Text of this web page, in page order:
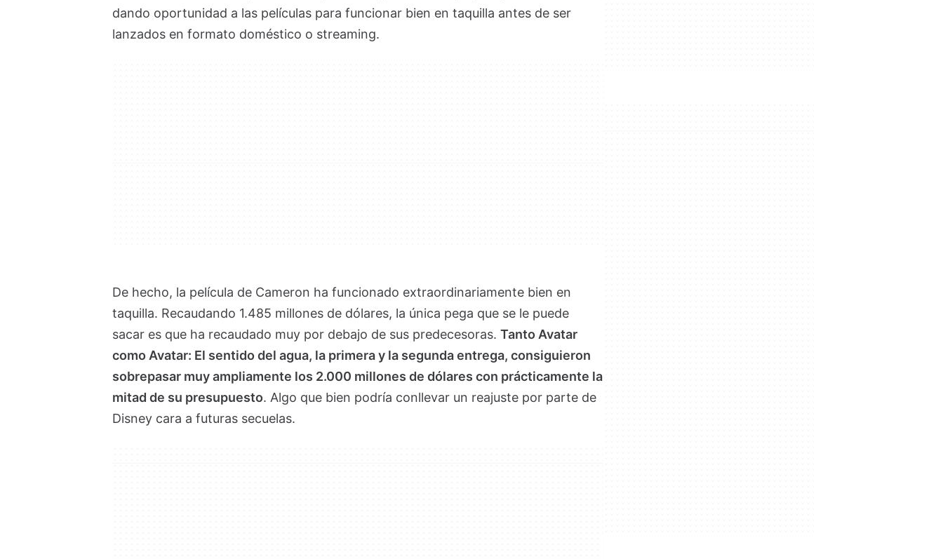
dando oportunidad a las películas para funcionar bien en taquilla antes de ser
lanzados en formato doméstico o streaming.
De hecho, la película de Cameron ha funcionado extraordinariamente bien en
taquilla. Recaudando 1.485 millones de dólares, la única pega que se le puede
sacar es que ha recaudado muy por debajo de sus predecesoras. Tanto Avatar
como Avatar: El sentido del agua, la primera y la segunda entrega, consiguieron
sobrepasar muy ampliamente los 2.000 millones de dólares con prácticamente la
mitad de su presupuesto. Algo que bien podría conllevar un reajuste por parte de
Disney cara a futuras secuelas.